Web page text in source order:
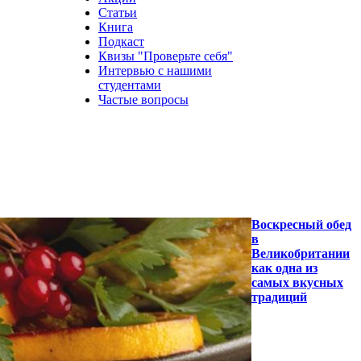
Статьи
Книга
Подкаст
Квизы "Проверьте себя"
Интервью с нашими
студентами
Частые вопросы
Воскресный обед
в
Великобритании
как одна из
самых вкусных
традиций